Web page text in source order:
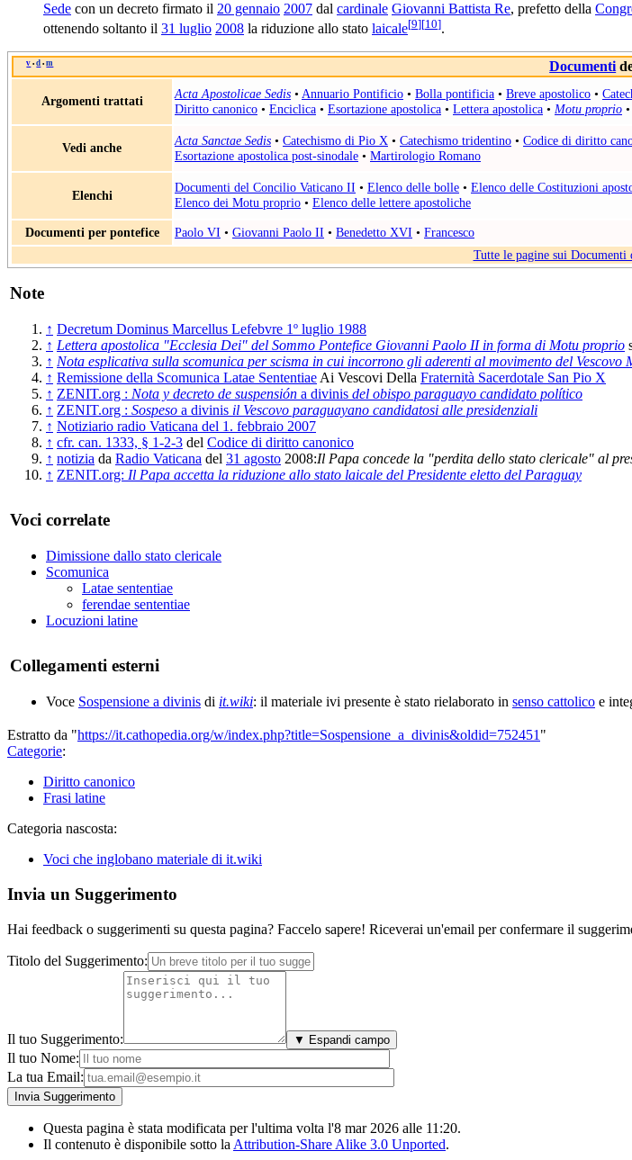
Sede con un decreto firmato il 20 gennaio 2007 dal cardinale Giovanni Battista Re, prefetto della
ottenendo soltanto il 31 luglio 2008 la riduzione allo stato laicale[9][10].
v • d • m Documenti
Argomenti trattati Acta Apostolicae Sedis • Annuario Pontificio • Bolla pontificia • Breve apostolico •
Diritto canonico • Enciclica • Esortazione apostolica • Lettera apostolica • Motu proprio •
Vedi anche Acta Sanctae Sedis • Catechismo di Pio X • Catechismo tridentino • Codice di diritto
Esortazione apostolica post-sinodale • Martirologio Romano
Elenchi
Documenti del Concilio Vaticano II • Elenco delle bolle • Elenco delle Costituzioni
Elenco dei Motu proprio • Elenco delle lettere apostoliche
Documenti per pontefice Paolo VI • Giovanni Paolo II • Benedetto XVI • Francesco
Tutte le pagine sui Documenti
Note
↑ Decretum Dominus Marcellus Lefebvre 1º luglio 1988
↑ Lettera apostolica "Ecclesia Dei" del Sommo Pontefice Giovanni Paolo II in forma di Motu proprio
↑ Nota esplicativa sulla scomunica per scisma in cui incorrono gli aderenti al movimento del Vescovo
↑ Remissione della Scomunica Latae SententiaeAi Vescovi Della Fraternità Sacerdotale San Pio X
↑ ZENIT.org : Nota y decreto de suspensión a divinis del obispo paraguayo candidato político
↑ ZENIT.org : Sospeso a divinis il Vescovo paraguayano candidatosi alle presidenziali
↑ Notiziario radio Vaticana del 1. febbraio 2007
↑ cfr. can. 1333, § 1-2-3 del Codice di diritto canonico
↑ notizia da Radio Vaticana del 31 agosto 2008:Il Papa concede la "perdita dello stato clericale" al
↑ ZENIT.org: Il Papa accetta la riduzione allo stato laicale del Presidente eletto del Paraguay
Voci correlate
Dimissione dallo stato clericale
Scomunica
Latae sententiae
ferendae sententiae
Locuzioni latine
Collegamenti esterni
Voce Sospensione a divinis di it.wiki: il materiale ivi presente è stato rielaborato in senso cattolico e
Estratto da "https://it.cathopedia.org/w/index.php?title=Sospensione_a_divinis&oldid=752451"
Categorie:
Diritto canonico
Frasi latine
Categoria nascosta:
Voci che inglobano materiale di it.wiki
Invia un Suggerimento
Hai feedback o suggerimenti su questa pagina? Faccelo sapere! Riceverai un'email per confermare il
Titolo del Suggerimento:
Il tuo Suggerimento: ▼ Espandi campo
Il tuo Nome:
La tua Email:
Questa pagina è stata modificata per l'ultima volta l'8 mar 2026 alle 11:20.
Il contenuto è disponibile sotto la Attribution-Share Alike 3.0 Unported.